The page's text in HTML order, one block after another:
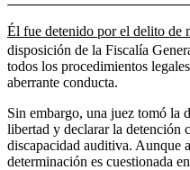
Él fue detenido por el delito de
disposición de la Fiscalía
todos los procedimientos
aberrante conducta.
Sin embargo, una juez tomó la
libertad y declarar la detención
discapacidad auditiva. Aunque
determinación es cuestionada